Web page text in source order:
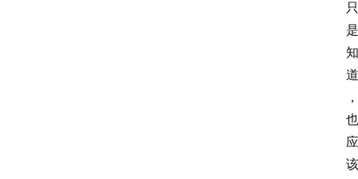
只
是
知
道
，
也
应
该